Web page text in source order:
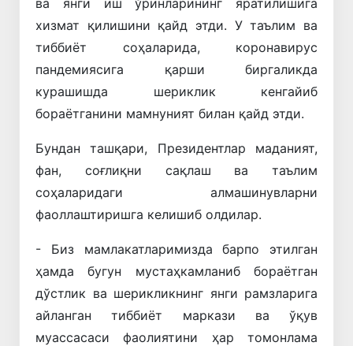
хизмат қилишини қайд этди. У таълим ва
тиббиёт соҳаларида, коронавирус
пандемиясига қарши биргаликда
курашишда шериклик кенгайиб
бораётганини мамнуният билан қайд этди.
Бундан ташқари, Президентлар маданият,
фан, соғлиқни сақлаш ва таълим
соҳаларидаги алмашинувларни
фаоллаштиришга келишиб олдилар.
- Биз мамлакатларимизда барпо этилган
ҳамда бугун мустаҳкамланиб бораётган
дўстлик ва шерикликнинг янги рамзларига
айланган тиббиёт маркази ва ўқув
муассасаси фаолиятини ҳар томонлама